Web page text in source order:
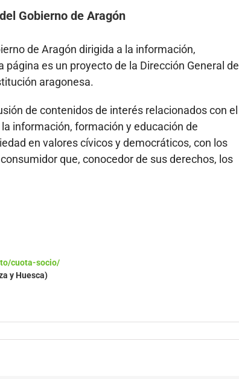
Gobierno de Aragón
de Aragón dirigida a la información,
es un proyecto de la Dirección General de
aragonesa.
de contenidos de interés relacionados con el
información, formación y educación de
en valores cívicos y democráticos, con los
que, conocedor de sus derechos, los
cuota-socio/
y Huesca)